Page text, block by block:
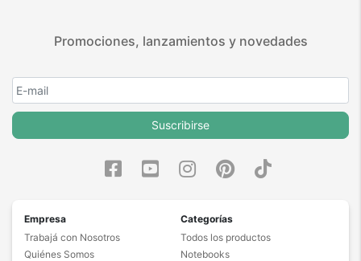
Promociones, lanzamientos y novedades
Suscribirse
Empresa
Trabajá con Nosotros
Quiénes Somos
Categorías
Todos los productos
Notebooks